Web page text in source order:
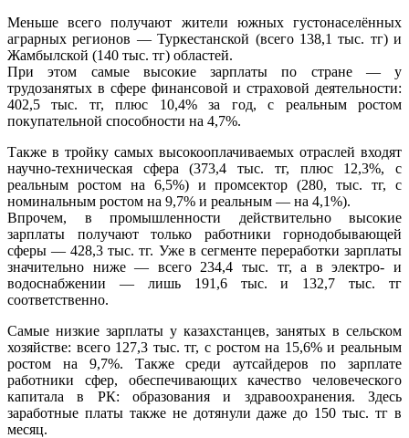
Меньше всего получают жители южных густонаселённых
аграрных регионов — Туркестанской (всего 138,1 тыс. тг) и
Жамбылской (140 тыс. тг) областей.
При этом самые высокие зарплаты по стране — у
трудозанятых в сфере финансовой и страховой деятельности:
402,5 тыс. тг, плюс 10,4% за год, с реальным ростом
покупательной способности на 4,7%.
Также в тройку самых высокооплачиваемых отраслей входят
научно-техническая сфера (373,4 тыс. тг, плюс 12,3%, с
реальным ростом на 6,5%) и промсектор (280, тыс. тг, с
номинальным ростом на 9,7% и реальным — на 4,1%).
Впрочем, в промышленности действительно высокие
зарплаты получают только работники горнодобывающей
сферы — 428,3 тыс. тг. Уже в сегменте переработки зарплаты
значительно ниже — всего 234,4 тыс. тг, а в электро- и
водоснабжении — лишь 191,6 тыс. и 132,7 тыс. тг
соответственно.
Самые низкие зарплаты у казахстанцев, занятых в сельском
хозяйстве: всего 127,3 тыс. тг, с ростом на 15,6% и реальным
ростом на 9,7%. Также среди аутсайдеров по зарплате
работники сфер, обеспечивающих качество человеческого
капитала в РК: образования и здравоохранения. Здесь
заработные платы также не дотянули даже до 150 тыс. тг в
месяц.